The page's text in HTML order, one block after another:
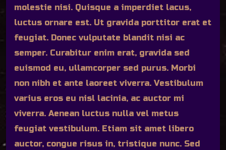
molestie nisi. Quisque a imperdiet lacus,
luctus ornare est. Ut gravida porttitor erat et
feugiat. Donec vulputate blandit nisi ac
semper. Curabitur enim erat, gravida sed
euismod eu, ullamcorper sed purus. Morbi
non nibh et ante laoreet viverra. Vestibulum
varius eros eu nisl lacinia, ac auctor mi
viverra. Aenean luctus nulla vel metus
feugiat vestibulum. Etiam sit amet libero
auctor, congue risus in, tristique nunc. Sed